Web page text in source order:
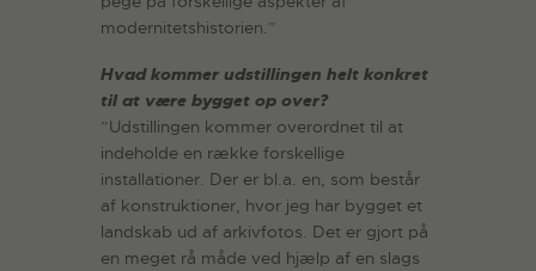
modernitetshistorien.”
Hvad kommer udstillingen helt konkret
til at være bygget op over?
”Udstillingen kommer overordnet til at
indeholde en række forskellige
installationer. Der er bl.a. en, som består
af konstruktioner, hvor jeg har bygget et
landskab ud af arkivfotos. Det er gjort på
en meget rå måde ved hjælp af en slags